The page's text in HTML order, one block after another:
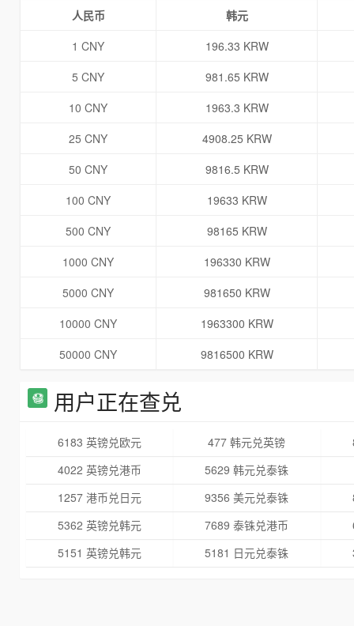
人民币
韩元
1 CNY
196.33 KRW
5 CNY
981.65 KRW
10 CNY
1963.3 KRW
25 CNY
4908.25 KRW
50 CNY
9816.5 KRW
100 CNY
19633 KRW
500 CNY
98165 KRW
1000 CNY
196330 KRW
5000 CNY
981650 KRW
10000 CNY
1963300 KRW
50000 CNY
9816500 KRW
用户正在查兑
6183 英镑兑欧元 477 韩元兑英镑
4022 英镑兑港币
5629 韩元兑泰铢
1257 港币兑日元
9356 美元兑泰铢
5362 英镑兑韩元
7689 泰铢兑港币
5151 英镑兑韩元
5181 日元兑泰铢